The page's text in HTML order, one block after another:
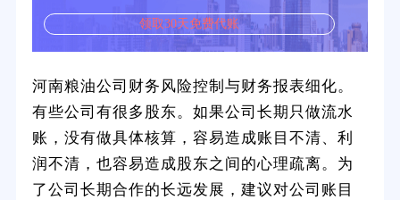
领取30天免费代账
河南粮油公司财务风险控制与财务报表细化。
有些公司有很多股东。如果公司长期只做流水
账，没有做具体核算，容易造成账目不清、利
润不清，也容易造成股东之间的心理疏离。为
了公司长期合作的长远发展，建议对公司账目